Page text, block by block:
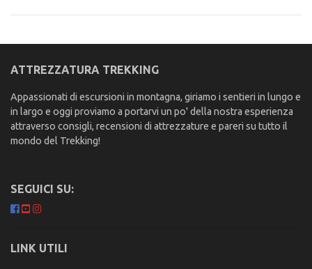
ATTREZZATURA TREKKING
Appassionati di escursioni in montagna, giriamo i sentieri in lungo e
in largo e oggi proviamo a portarvi un po' della nostra esperienza
attraverso consigli, recensioni di attrezzature e pareri su tutto il
mondo del Trekking!
SEGUICI SU:
LINK UTILI